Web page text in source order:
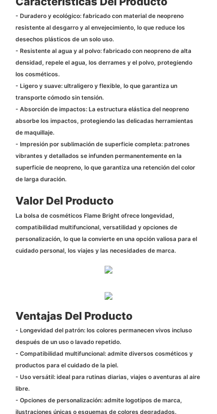
- Duradero y ecológico: fabricado con material de neopreno
resistente al desgarro y al envejecimiento, lo que reduce los
desechos plásticos de un solo uso.
- Resistente al agua y al polvo: fabricado con neopreno de alta
densidad, repele el agua, los derrames y el polvo, protegiendo
los cosméticos.
- Ligero y suave: ultraligero y flexible, lo que garantiza un
transporte cómodo sin tensión.
- Absorción de impactos: La estructura elástica del neopreno
absorbe los impactos, protegiendo las delicadas herramientas
de maquillaje.
- Impresión por sublimación de superficie completa: patrones
vibrantes y detallados se infunden permanentemente en la
superficie de neopreno, lo que garantiza una retención del color
de larga duración.
Valor Del Producto
La bolsa de cosméticos Flame Bright ofrece longevidad,
compatibilidad multifuncional, versatilidad y opciones de
personalización, lo que la convierte en una opción valiosa para el
cuidado personal, los viajes y las necesidades de marca.
Ventajas Del Producto
- Longevidad del patrón: los colores permanecen vivos incluso
después de un uso o lavado repetido.
- Compatibilidad multifuncional: admite diversos cosméticos y
productos para el cuidado de la piel.
- Uso versátil: ideal para rutinas diarias, viajes o aventuras al aire
libre.
- Opciones de personalización: admite logotipos de marca,
ilustraciones únicas o esquemas de colores degradados.